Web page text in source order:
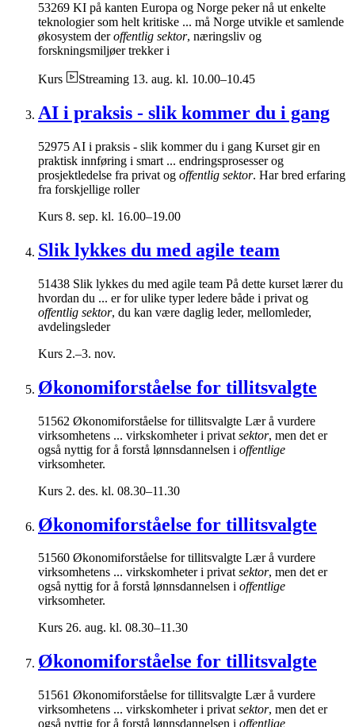
53269 KI på kanten Europa og Norge peker nå ut enkelte
teknologier som helt kritiske ... må Norge utvikle et samlende
økosystem deroffentlig sektor, næringsliv og
forskningsmiljøer trekker i
Kurs Streaming 13. aug. kl. 10.00–10.45
AI i praksis - slik kommer du i gang
52975 AI i praksis - slik kommer du i gang Kurset gir en
praktisk innføring i smart ... endringsprosesser og
prosjektledelse fra privat og offentlig sektor. Har bred erfaring
fra forskjellige roller
Kurs 8. sep. kl. 16.00–19.00
Slik lykkes du med agile team
51438 Slik lykkes du med agile team På dette kurset lærer du
hvordan du ... er for ulike typer ledere både i privat og
offentlig sektor, du kan være daglig leder, mellomleder,
avdelingsleder
Kurs 2.–3. nov.
Økonomiforståelse for tillitsvalgte
51562 Økonomiforståelse for tillitsvalgte Lær å vurdere
virksomhetens ... virkskomheter i privat sektor, men det er
også nyttig for å forstå lønnsdannelsen i offentlige
virksomheter.
Kurs 2. des. kl. 08.30–11.30
Økonomiforståelse for tillitsvalgte
51560 Økonomiforståelse for tillitsvalgte Lær å vurdere
virksomhetens ... virkskomheter i privatsektor, men det er
også nyttig for å forstå lønnsdannelsen i offentlige
virksomheter.
Kurs 26. aug. kl. 08.30–11.30
Økonomiforståelse for tillitsvalgte
51561 Økonomiforståelse for tillitsvalgte Lær å vurdere
virksomhetens ... virkskomheter i privat sektor, men det er
også nyttig for å forstå lønnsdannelsen i offentlige